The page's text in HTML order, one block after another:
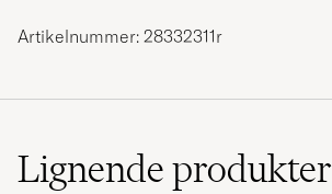
Artikelnummer: 28332311r
Lignendeprodukter